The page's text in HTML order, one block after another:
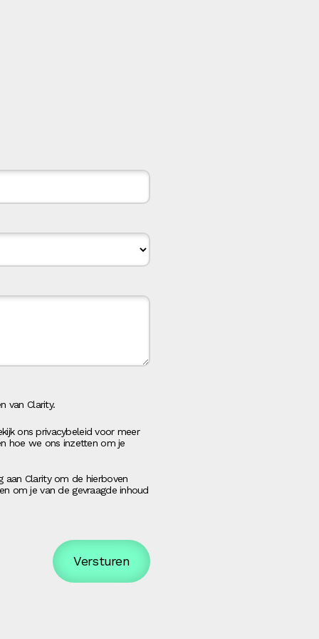
van Clarity.
ons privacybeleid voor meer
hoe we ons inzetten om je
aan Clarity om de hierboven
om je van de gevraagde inhoud